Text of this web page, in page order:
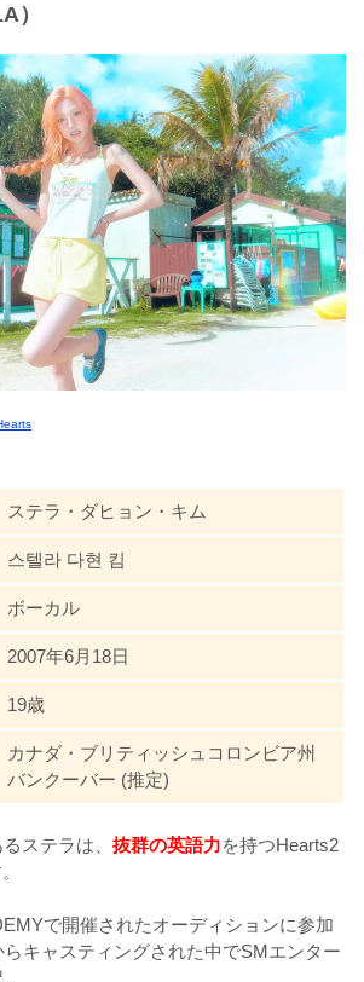
）
ステラ・ダヒョン・キム
스텔라 다현 킴
ボーカル
2007年6月18日
19歳
カナダ・ブリティッシュコロンビア州
バンクーバー (推定)
ステラは、 抜群の英語力を持つHearts2
で開催されたオーディションに参加
らキャスティングされた中でSMエンター